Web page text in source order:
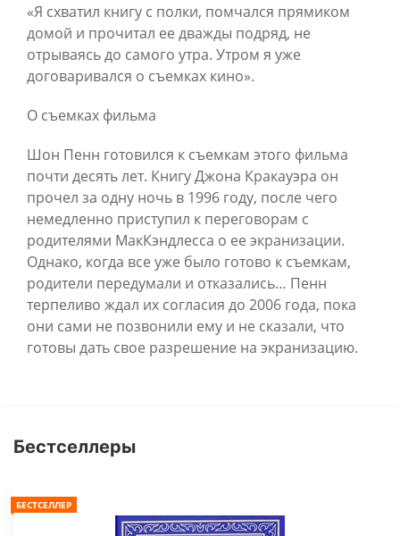
«Я схватил книгу с полки, помчался прямиком
домой и прочитал ее дважды подряд, не
отрываясь до самого утра. Утром я уже
договаривался о съемках кино».
О съемках фильма
Шон Пенн готовился к съемкам этого фильма
почти десять лет. Книгу Джона Кракауэра он
прочел за одну ночь в 1996 году, после чего
немедленно приступил к переговорам с
родителями МакКэндлесса о ее экранизации.
Однако, когда все уже было готово к съемкам,
родители передумали и отказались… Пенн
терпеливо ждал их согласия до 2006 года, пока
они сами не позвонили ему и не сказали, что
готовы дать свое разрешение на экранизацию.
Бестселлеры
БЕСТСЕЛЛЕР